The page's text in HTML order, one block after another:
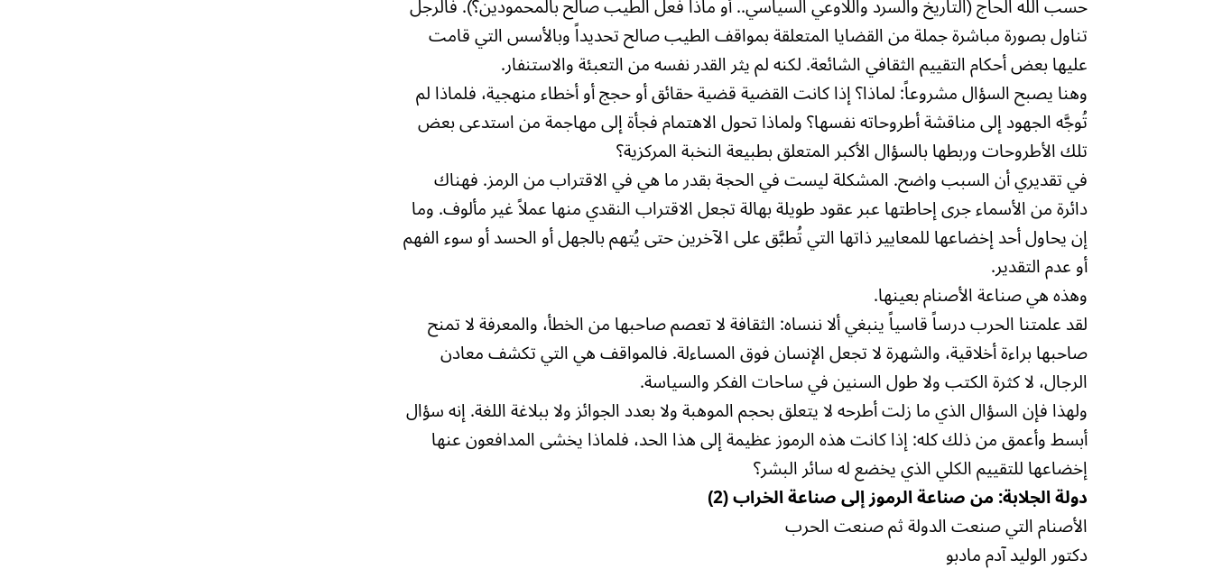
حسب الله الحاج (التاريخ والسرد واللاوعي السياسي.. أو ماذا فعل الطيب صالح بالمحمودين؟). فالرجل
تناول بصورة مباشرة جملة من القضايا المتعلقة بمواقف الطيب صالح تحديداً وبالأسس التي قامت
عليها بعض أحكام التقييم الثقافي الشائعة. لكنه لم يثر القدر نفسه من التعبئة والاستنفار.
وهنا يصبح السؤال مشروعاً: لماذا؟ إذا كانت القضية قضية حقائق أو حجج أو أخطاء منهجية، فلماذا لم
تُوجَّه الجهود إلى مناقشة أطروحاته نفسها؟ ولماذا تحول الاهتمام فجأة إلى مهاجمة من استدعى بعض
تلك الأطروحات وربطها بالسؤال الأكبر المتعلق بطبيعة النخبة المركزية؟
في تقديري أن السبب واضح. المشكلة ليست في الحجة بقدر ما هي في الاقتراب من الرمز. فهناك
دائرة من الأسماء جرى إحاطتها عبر عقود طويلة بهالة تجعل الاقتراب النقدي منها عملاً غير مألوف. وما
إن يحاول أحد إخضاعها للمعايير ذاتها التي تُطبَّق على الآخرين حتى يُتهم بالجهل أو الحسد أو سوء الفهم
أو عدم التقدير.
وهذه هي صناعة الأصنام بعينها.
لقد علمتنا الحرب درساً قاسياً ينبغي ألا ننساه: الثقافة لا تعصم صاحبها من الخطأ، والمعرفة لا تمنح
صاحبها براءة أخلاقية، والشهرة لا تجعل الإنسان فوق المساءلة. فالمواقف هي التي تكشف معادن
الرجال، لا كثرة الكتب ولا طول السنين في ساحات الفكر والسياسة.
ولهذا فإن السؤال الذي ما زلت أطرحه لا يتعلق بحجم الموهبة ولا بعدد الجوائز ولا ببلاغة اللغة. إنه سؤال
أبسط وأعمق من ذلك كله: إذا كانت هذه الرموز عظيمة إلى هذا الحد، فلماذا يخشى المدافعون عنها
إخضاعها للتقييم الكلي الذي يخضع له سائر البشر؟
دولة الجلابة: من صناعة الرموز إلى صناعة الخراب (2)
الأصنام التي صنعت الدولة ثم صنعت الحرب
دكتور الوليد آدم مادبو